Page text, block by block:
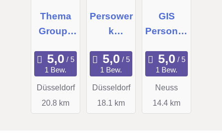
Thema
Group -
in Life
Science
Recruitm
ent
1 Bew.
Düsseldorf
20.8 km
Persower
k
and
GmbH
1 Bew.
Düsseldorf
18.1 km
GIS
Personall
GmbH
1 Bew.
Neuss
14.4 km